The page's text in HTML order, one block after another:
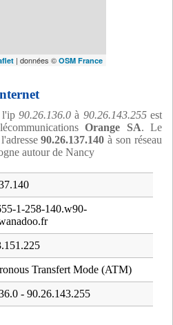
| données © OSM France
l'ip 90.26.136.0 à 90.26.143.255est
Orange SA. Le
90.26.137.140 à son réseau
autour de Nancy
1-258-140.w90-
Transfert Mode (ATM)
- 90.26.143.255